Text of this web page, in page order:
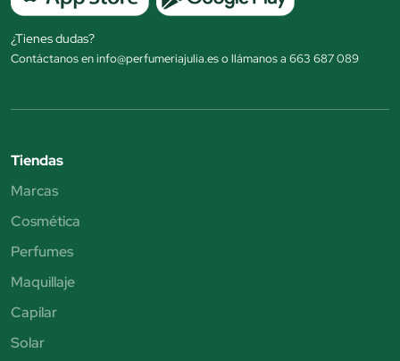
¿Tienes dudas?
Contáctanos en info@perfumeriajulia.es o llámanos a 663 687 089
Tiendas
Marcas
Cosmética
Perfumes
Maquillaje
Capilar
Solar